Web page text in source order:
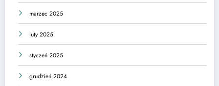
marzec 2025
luty 2025
styczeń 2025
grudzień 2024